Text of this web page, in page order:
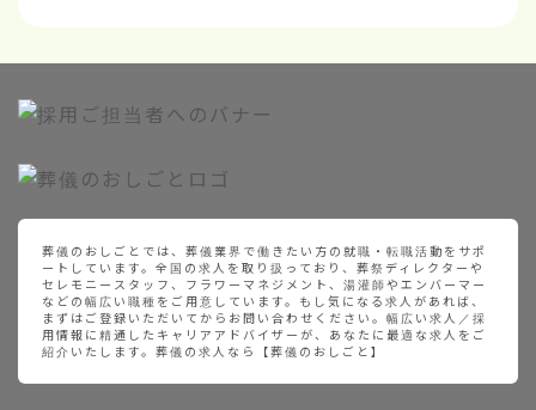
葬儀のおしごとでは、葬儀業界で働きたい方の就職・転職活動をサポ
ートしています。全国の求人を取り扱っており、葬祭ディレクターや
セレモニースタッフ、フラワーマネジメント、湯灌師やエンバーマー
などの幅広い職種をご用意しています。もし気になる求人があれば、
まずはご登録いただいてからお問い合わせください。幅広い求人／採
用情報に精通したキャリアアドバイザーが、あなたに最適な求人をご
紹介いたします。葬儀の求人なら【葬儀のおしごと】